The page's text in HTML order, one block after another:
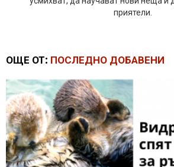
приятели.
ОЩЕ ОТ: ПОСЛЕДНО ДОБАВЕНИ